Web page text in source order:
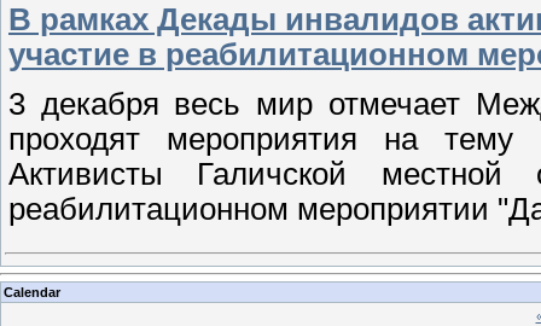
В рамках Декады инвалидов
участие в реабилитационном
3 декабря весь мир отмечает
проходят мероприятия на тему
Активисты Галичской
реабилитационном мероприятии
Calendar